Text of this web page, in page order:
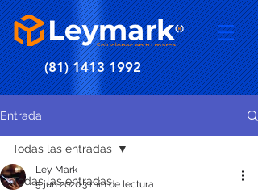
(81) 1413 1992
Entrada
Todas las entradas
Todas las entradas
Ley Mark
5 jun 20203 min de lectura